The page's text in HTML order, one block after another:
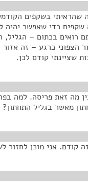
בשקפים
שקפים כדי שאפשר יהיה
רואים בכתום – הגליל,
הצפוני כרגע – זה
שציינתי קודם לכן.
מה זאת פריסה. למה
מאשר בגליל התחתון?
קודם. אני מוכן לחזור